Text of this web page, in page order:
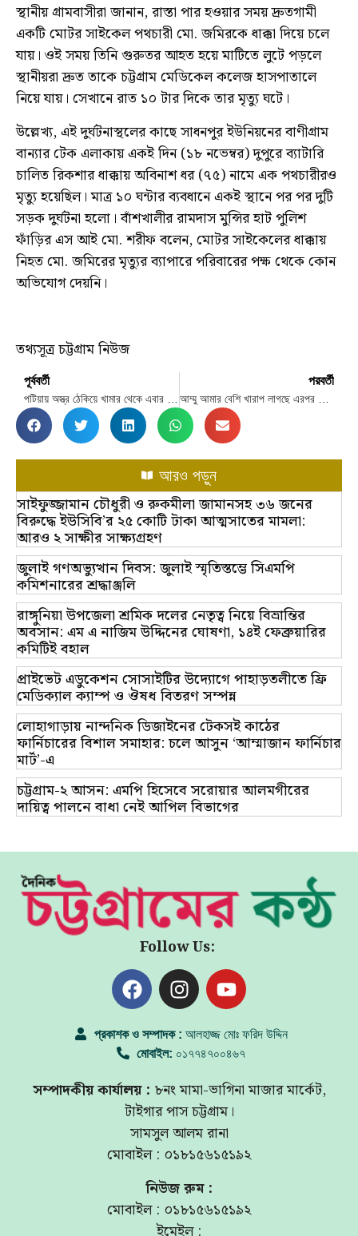
স্থানীয় গ্রামবাসীরা জানান, রাস্তা পার হওয়ার সময় দ্রুতগামী
একটি মোটর সাইকেল পথচারী মো. জমিরকে ধাক্কা দিয়ে চলে
যায়। ওই সময় তিনি গুরুতর আহত হয়ে মাটিতে লুটে পড়লে
স্থানীয়রা দ্রুত তাকে চট্টগ্রাম মেডিকেল কলেজ হাসপাতালে
নিয়ে যায়। সেখানে রাত ১০ টার দিকে তার মৃত্যু ঘটে।
উল্লেখ্য, এই দুর্ঘটনাস্থলের কাছে সাধনপুর ইউনিয়নের বাণীগ্রাম
বান্যার টেক এলাকায় একই দিন (১৮ নভেম্বর) দুপুরে ব্যাটারি
চালিত রিকশার ধাক্কায় অবিনাশ ধর (৭৫) নামে এক পথচারীরও
মৃত্যু হয়েছিল। মাত্র ১০ ঘন্টার ব্যবধানে একই স্থানে পর পর দুটি
সড়ক দুর্ঘটনা হলো। বাঁশখালীর রামদাস মুন্সির হাট পুলিশ
ফাঁড়ির এস আই মো. শরীফ বলেন, মোটর সাইকেলের ধাক্কায়
নিহত মো. জমিরের মৃত্যুর ব্যাপারে পরিবারের পক্ষ থেকে কোন
অভিযোগ দেয়নি।
তথ্যসূত্র চট্টগ্রাম নিউজ
পূর্ববর্তী পরবর্তী
আরও পড়ুন
সাইফুজ্জামান চৌধুরী ও রুকমীলা জামানসহ ৩৬ জনের
বিরুদ্ধে ইউসিবি’র ২৫ কোটি টাকা আত্মসাতের মামলা:
আরও ২ সাক্ষীর সাক্ষ্যগ্রহণ
জুলাই গণঅভ্যুত্থান দিবস: জুলাই স্মৃতিস্তম্ভে সিএমপি
কমিশনারের শ্রদ্ধাঞ্জলি
রাঙ্গুনিয়া উপজেলা শ্রমিক দলের নেতৃত্ব নিয়ে বিভ্রান্তির
অবসান: এম এ নাজিম উদ্দিনের ঘোষণা, ১৪ই ফেব্রুয়ারির
কমিটিই বহাল
প্রাইভেট এডুকেশন সোসাইটির উদ্যোগে পাহাড়তলীতে ফ্রি
মেডিক্যাল ক্যাম্প ও ঔষধ বিতরণ সম্পন্ন
লোহাগাড়ায় নান্দনিক ডিজাইনের টেকসই কাঠের
ফার্নিচারের বিশাল সমাহার: চলে আসুন ‘আম্মাজান ফার্নিচার
মার্ট’-এ
চট্টগ্রাম-২ আসন: এমপি হিসেবে সরোয়ার আলমগীরের
দায়িত্ব পালনে বাধা নেই আপিল বিভাগের
Follow Us:
প্রকাশক ও সম্পাদক : আলহাজ্জ মোঃ ফরিদ উদ্দিন
মোবাইল: ০১৭৭৪৭০০৪৬৭
সম্পাদকীয় কার্যালয় : ৮নং মামা-ভাগিনা মাজার মার্কেট,
টাইগার পাস চট্টগ্রাম।
সামসুল আলম রানা
মোবাইল : ০১৮১৫৬১৫১৯২
নিউজ রুম :
মোবাইল : ০১৮১৫৬১৫১৯২